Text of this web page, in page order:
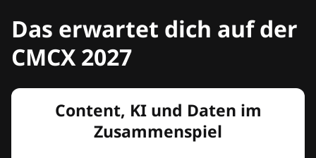
Das erwartet dich auf der
CMCX 2027
Content, KI und Daten im
Zusammenspiel